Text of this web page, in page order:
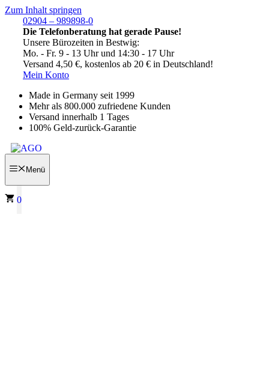
Zum Inhalt springen
02904 – 989898-0
Die Telefonberatung hat gerade Pause!
Unsere Bürozeiten in Bestwig:
Mo. - Fr. 9 - 13 Uhr und 14:30 - 17 Uhr
Versand 4,50 €, kostenlos ab 20 € in Deutschland!
Mein Konto
Made in Germany seit 1999
Mehr als 800.000 zufriedene Kunden
Versand innerhalb 1 Tages
100% Geld-zurück-Garantie
Menü
0